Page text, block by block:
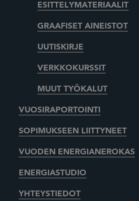
ESITTELYMATERIAALIT
GRAAFISET AINEISTOT
UUTISKIRJE
VERKKOKURSSIT
MUUT TYÖKALUT
VUOSIRAPORTOINTI
SOPIMUKSEEN LIITTYNEET
VUODEN ENERGIANEROKAS
ENERGIASTUDIO
YHTEYSTIEDOT